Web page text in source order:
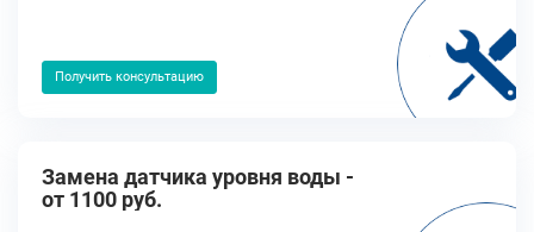
Получить консультацию
Замена датчика уровня воды -
от 1100 руб.